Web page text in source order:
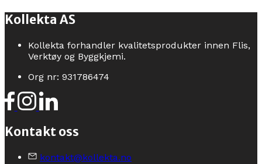
Kollekta AS
Kollekta forhandler kvalitetsprodukter innen Flis,
Verktøy og Byggkjemi.
Org nr: 931786474
Kontakt oss
kontakt@kollekta.no